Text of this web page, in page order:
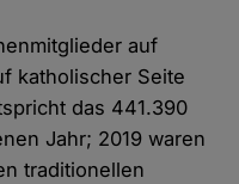
auf
katholischer Seite
das 441.390
Jahr; 2019 waren
traditionellen